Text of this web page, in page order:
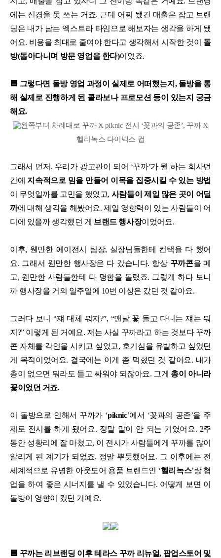
에는 신경을 못 쓰는 거죠. 근데 어찌 됐건 매출은 잡고 브랜
딩은 내가 남는 엑스트라 타임으로 해보자는 생각을 하게 됐
어요. 비용을 최대로 줄여야 한다고 생각해서 시작한 것이 돌
방(돌아다니며 방문 영업을 한다)이었죠.
🟦 그렇다면 돌방 영업 과정이 실제로 어떠했는지, 돌방을 통
해 실제로 진행하게 된 콜라보나 프로모션 등이 있는지 궁금
해요.
왼쪽부터 차례대로 꾸까 X piknic 전시 ‘꽃과의 공존’, 꾸까 X
헬리녹스 다이넥스 컵
그래서 먼저, 우리가 광고판이 되어 ‘꾸까’가 뭘 하는 회사던
간에 지속적으로 밈을 만들어 이목을 집중시킬 수 있는 방법
이 무엇일까를 고민을 했었고, 사람들이 제일 많은 곳이 어딜
까에 대해 생각을 해봤어요. 제일 영향력이 있는 사람들이 어
디에 있을까 생각했던 게 브랜드 행사장이었어요.
이후, 웬만한 에이전시 팀장, 실장님들한테 컨택을 다 했어
요. 그래서 웬만한 행사장은 다 갔습니다. 항상 꾸까콘을 메
고, 웬만한 사람들한테 다 명함을 돌렸죠. 그렇게 하다 보니
까 행사장을 거의 일주일에 10번 이상은 갔던 것 같아요.
그러다 보니 “쟤 대체 뭐지?”, “맨날 꽃 들고 다니는 쟤는 뭐
지?” 이렇게 된 거예요. 저는 사실 꾸까라고 하는 것보다 꾸까
콘 자체를 각인을 시키고 싶었고, 호기심을 유발하고 싶었던
게 목적이었어요. 결국에는 이게 좀 먹혔던 것 같아요. 내가
총이 없으면 뭐라도 들고 싸워야 되잖아요. 그게 총이 아니라
꽃이었던 거죠.
이 돌방으로 인해서 꾸까가 ‘piknic’에서 ‘꽃과의 공존’을 주
제로 전시를 하게 됐어요. 정말 말이 안 되는 거였어요. 2주
동안 성황리에 잘 마쳤고, 이 전시가 사람들에게 꾸까를 많이
알리게 된 계기가 되었죠. 정말 뿌듯했어요. 그 이후에는 전
세계적으로 유명한 아웃도어 용품 브랜드인 ‘헬리녹스’랑 협
업을 하여 좋은 시너지를 낼 수 있었습니다. 어떻게 보면 이
돌방이 영향이 컸던 거예요.
🟦 꾸까는 리브랜딩 이후 테라스 꾸까 리뉴얼, 팝업스토어 및